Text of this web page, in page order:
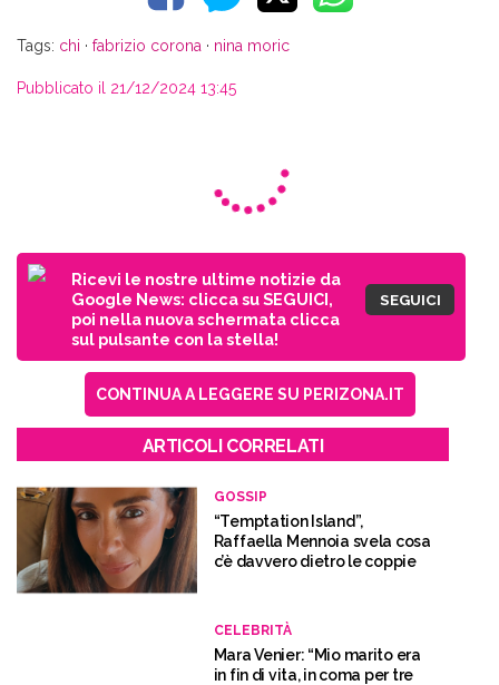
Tags: chi · fabrizio corona · nina moric
Pubblicato il 21/12/2024 13:45
Ricevi le nostre ultime notizie da
Google News: clicca su SEGUICI,
poi nella nuova schermata clicca
sul pulsante con la stella!
SEGUICI
CONTINUA A LEGGERE SU PERIZONA.IT
ARTICOLI CORRELATI
GOSSIP
“Temptation Island”,
Raffaella Mennoia svela cosa
c’è davvero dietro le coppie
CELEBRITÀ
Mara Venier: “Mio marito era
in fin di vita, in coma per tre